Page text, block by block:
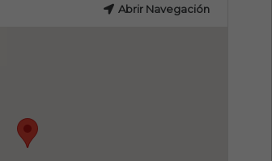
Abrir Navegación